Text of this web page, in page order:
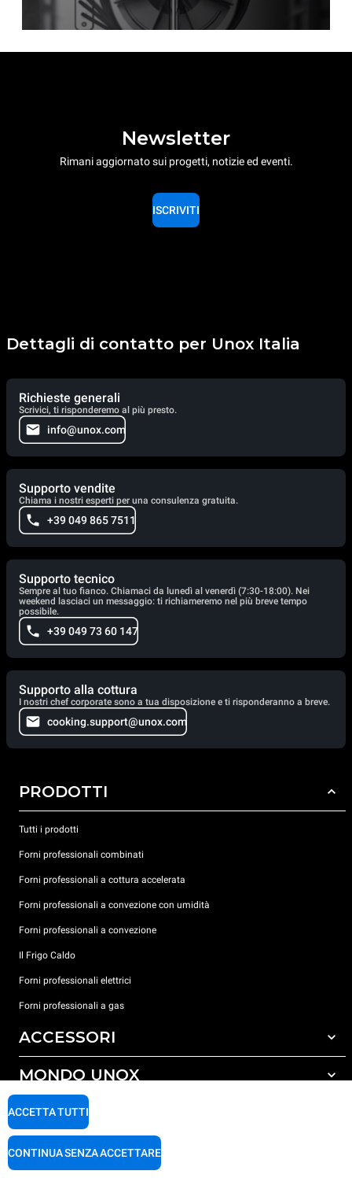
Newsletter
Rimani aggiornato sui progetti, notizie ed eventi.
ISCRIVITI
Dettagli di contatto per Unox Italia
Richieste generali
Scrivici, ti risponderemo al più presto.
info@unox.com
Supporto vendite
Chiama i nostri esperti per una consulenza gratuita.
+39 049 865 7511
Supporto tecnico
Sempre al tuo fianco. Chiamaci da lunedì al venerdì (7:30-18:00). Nei
weekend lasciaci un messaggio: ti richiameremo nel più breve tempo
possibile.
+39 049 73 60 147
Supporto alla cottura
I nostri chef corporate sono a tua disposizione e ti risponderanno a breve.
cooking.support@unox.com
PRODOTTI
Tutti i prodotti
Forni professionali combinati
Forni professionali a cottura accelerata
Forni professionali a convezione con umidità
Forni professionali a convezione
Il Frigo Caldo
Forni professionali elettrici
Forni professionali a gas
ACCESSORI
Tutti gli accessori
Detergenti per lavaggio automatico
Detergenti per lavaggio manuale
Trattamento acqua con filtro a resine
MONDO UNOX
Le nostre sedi nel mondo
Carriere Unox
SUPPORTO
Garanzia Unox
ACCETTA TUTTI
CONTINUA SENZA ACCETTARE